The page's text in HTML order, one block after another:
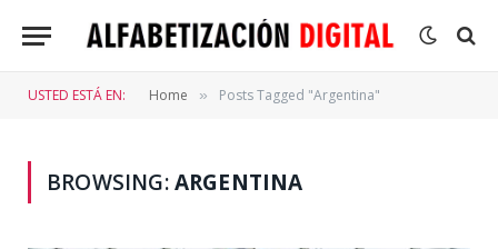
USTED ESTÁ EN: Home » Posts Tagged "Argentina"
BROWSING:ARGENTINA